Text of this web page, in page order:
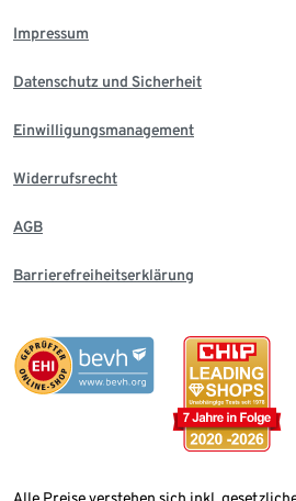
Impressum
Datenschutz und Sicherheit
Einwilligungsmanagement
Widerrufsrecht
AGB
Barrierefreiheitserklärung